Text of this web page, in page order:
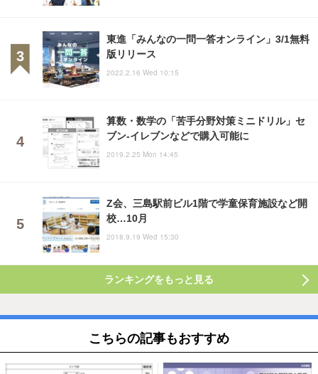
東進「みんなの一問一答オンライン」3/1無料
版リリース
2022.2.16 Wed 10:15
算数・数学の「苦手分野対策ミニドリル」セ
ブン-イレブンなどで購入可能に
2019.2.25 Mon 14:45
Z会、三島駅前ビル1階で学童保育施設など開
校…10月
2018.9.19 Wed 15:30
ランキングをもっと見る
こちらの記事もおすすめ